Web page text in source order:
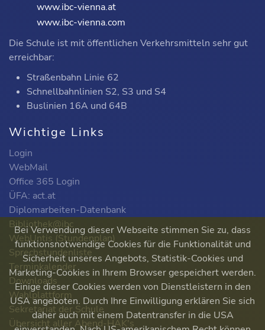
www.ibc-vienna.at
www.ibc-vienna.com
Die Schule ist mit öffentlichen Verkehrsmitteln sehr gut
erreichbar:
Straßenbahn Linie 62
Schnellbahnlinien S2, S3 und S4
Buslinien 16A und 64B
Wichtige Links
Login
WebMail
Office 365 Login
ÜFA: act.at
Diplomarbeiten-Datenbank
Bibliothek@ibc
WebUntis (Stundenplan)
Sprechstundenliste
Terminkalender
Downloads
Wahlplattform
Sekretariat der Schule
Übersicht aller Abend-HAK's
Bei Verwendung dieser Webseite stimmen Sie zu, dass
funktionsnotwendige Cookies für die Funktionalität und
Sicherheit unseres Angebots, Statistik-Cookies und
Marketing-Cookies in Ihrem Browser gespeichert werden.
Einige dieser Cookies werden von Dienstleistern in den
USA angeboten. Durch Ihre Einwilligung erklären Sie sich
daher auch mit einem Datentransfer in die USA